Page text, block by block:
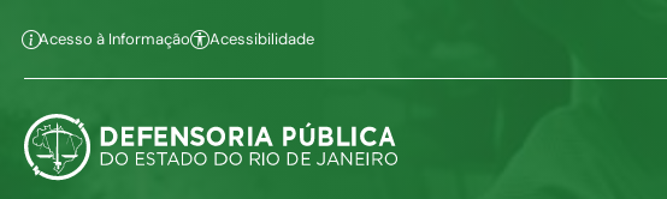
Acesso à Informação
Acessibilidade